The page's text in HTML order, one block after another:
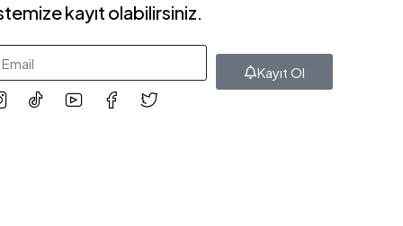
kayıt olabilirsiniz.
Kayıt Ol